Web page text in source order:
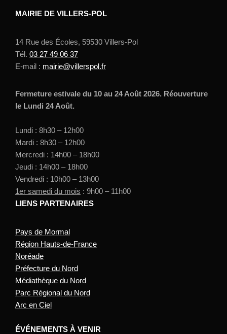
MAIRIE DE VILLERS-POL
14 Rue des Écoles, 59530 Villers-Pol
Tél. 03 27 49 06 37
E-mail : mairie@villerspol.fr
Fermeture estivale du 10 au 24 Août 2026. Réouverture
le Lundi 24 Août.
Lundi : 8h30 – 12h00
Mardi : 8h30 – 12h00
Mercredi : 14h00 – 18h00
Jeudi : 14h00 – 18h00
Vendredi : 10h00 – 13h00
1er samedi du mois : 9h00 – 11h00
LIENS PARTENAIRES
Pays de Mormal
Région Hauts-de-France
Noréade
Préfecture du Nord
Médiathèque du Nord
Parc Régional du Nord
Arc en Ciel
ÉVÉNEMENTS À VENIR